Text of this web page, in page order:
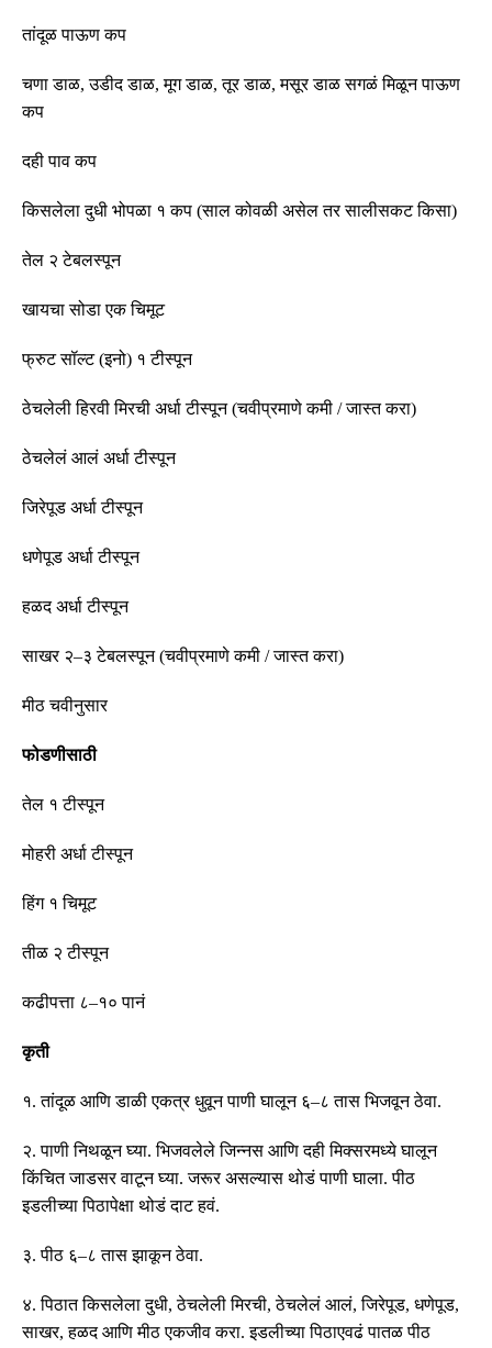
तांदूळ पाऊण कप
चणा डाळ,उडीद डाळ,मूग डाळ,तूर डाळ,मसूर डाळ सगळं मिळून पाऊण
कप
दही पाव कप
किसलेला दुधी भोपळा १ कप (साल कोवळी असेल तर सालीसकट किसा)
तेल २ टेबलस्पून
खायचा सोडा एक चिमूट
फ्रुट सॉल्ट (इनो) १ टीस्पून
ठेचलेली हिरवी मिरची अर्धा टीस्पून (चवीप्रमाणे कमी /जास्त करा)
ठेचलेलं आलं अर्धा टीस्पून
जिरेपूड अर्धाटीस्पून
धणेपूड अर्धाटीस्पून
हळदअर्धाटीस्पून
साखर२–३टेबलस्पून (चवीप्रमाणे कमी /जास्त करा)
मीठ चवीनुसार
फोडणीसाठी
तेल १ टीस्पून
मोहरी अर्धा टीस्पून
हिंग १ चिमूट
तीळ २टीस्पून
कढीपत्ता ८–१० पानं
कृती
१.तांदूळ आणि डाळी एकत्र धुवून पाणी घालून ६–८ तास भिजवून ठेवा.
२.पाणी निथळून घ्या.भिजवलेले जिन्नस आणि दही मिक्सरमध्ये घालून
किंचित जाडसर वाटून घ्या.जरूर असल्यास थोडं पाणी घाला.पीठ
इडलीच्या पिठापेक्षा थोडं दाट हवं.
३.पीठ ६–८ तास झाकून ठेवा.
४.पिठात किसलेला दुधी,ठेचलेली मिरची,ठेचलेलं आलं,जिरेपूड, धणेपूड,
साखर,हळद आणि मीठ एकजीव करा.इडलीच्या पिठाएवढं पातळ पीठ